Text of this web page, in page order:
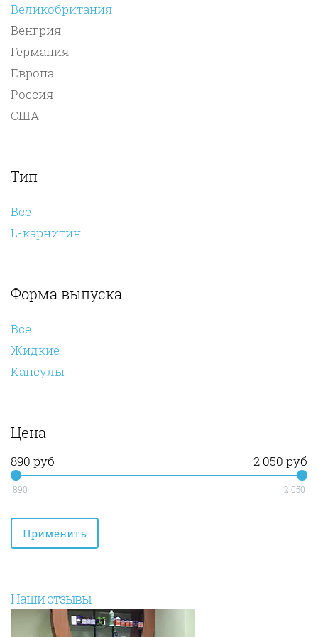
Великобритания
Венгрия
Германия
Европа
Россия
США
Тип
Все
L-карнитин
Форма выпуска
Все
Жидкие
Капсулы
Цена
890 руб 2 050 руб
890 2 050
Наши отзывы